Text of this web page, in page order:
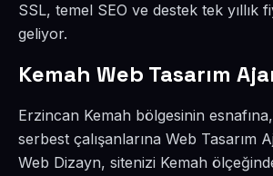
SSL, temel SEO ve destek tek yıllık
geliyor.
Kemah Web Tasarım
Erzincan Kemah bölgesinin
serbest çalışanlarına Web Tasarım
Web Dizayn, sitenizi Kemah